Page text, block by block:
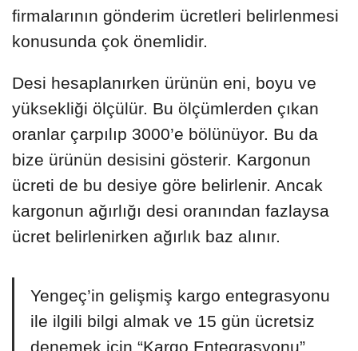
firmalarının gönderim ücretleri belirlenmesi
konusunda çok önemlidir.
Desi hesaplanırken ürünün eni, boyu ve
yüksekliği ölçülür. Bu ölçümlerden çıkan
oranlar çarpılıp 3000’e bölünüyor. Bu da
bize ürünün desisini gösterir. Kargonun
ücreti de bu desiye göre belirlenir. Ancak
kargonun ağırlığı desi oranından fazlaysa
ücret belirlenirken ağırlık baz alınır.
Yengeç’in gelişmiş kargo entegrasyonu
ile ilgili bilgi almak ve 15 gün ücretsiz
denemek için “Kargo Entegrasyonu”